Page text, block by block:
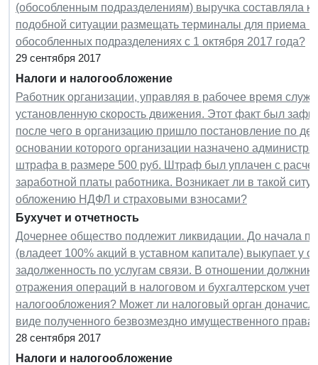
(обособленным подразделениям) выручка составляла
подобной ситуации размещать терминалы для приема
обособленных подразделениях с 1 октября 2017 года?
29 сентября 2017
Налоги и налогообложение
Работник организации, управляя в рабочее время
установленную скорость движения. Этот факт был
после чего в организацию пришло постановление по
основании которого организации назначено
штрафа в размере 500 руб. Штраф был уплачен с
заработной платы работника. Возникает ли в такой
обложению НДФЛ и страховыми взносами?
Бухучет и отчетность
Дочернее общество подлежит ликвидации. До начала
(владеет 100% акций в уставном капитале) выкупает у
задолженность по услугам связи. В отношении
отражения операций в налоговом и бухгалтерском
налогообложения? Может ли налоговый орган
виде полученного безвозмездно имущественного
28 сентября 2017
Налоги и налогообложение